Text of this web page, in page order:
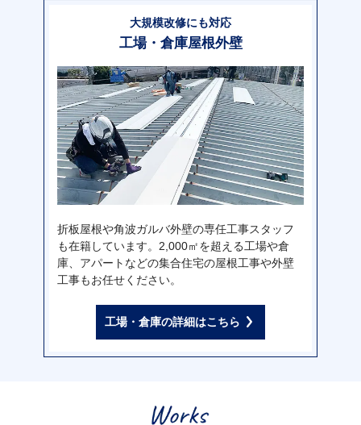
大規模改修にも対応
工場・倉庫屋根外壁
折板屋根や角波ガルバ外壁の専任工事スタッフ
も在籍しています。2,000㎡を超える工場や倉
庫、アパートなどの集合住宅の屋根工事や外壁
工事もお任せください。
工場・倉庫の詳細はこちら